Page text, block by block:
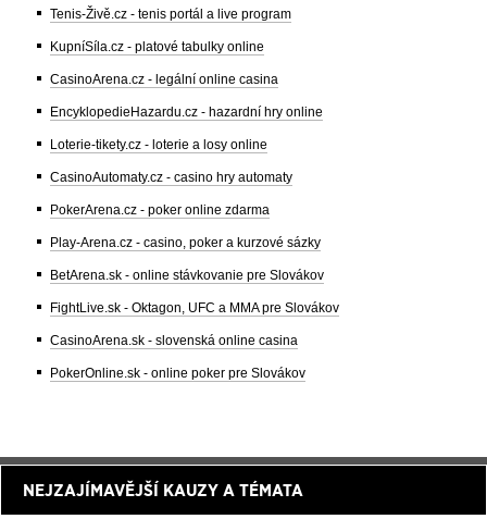
Tenis-Živě.cz - tenis portál a live program
KupníSíla.cz - platové tabulky online
CasinoArena.cz - legální online casina
EncyklopedieHazardu.cz - hazardní hry online
Loterie-tikety.cz - loterie a losy online
CasinoAutomaty.cz - casino hry automaty
PokerArena.cz - poker online zdarma
Play-Arena.cz - casino, poker a kurzové sázky
BetArena.sk - online stávkovanie pre Slovákov
FightLive.sk - Oktagon, UFC a MMA pre Slovákov
CasinoArena.sk - slovenská online casina
PokerOnline.sk - online poker pre Slovákov
NEJZAJÍMAVĚJŠÍ KAUZY A TÉMATA